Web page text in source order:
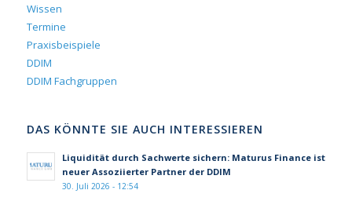
Wissen
Termine
Praxisbeispiele
DDIM
DDIM Fachgruppen
DAS KÖNNTE SIE AUCH INTERESSIEREN
Liquidität durch Sachwerte sichern: Maturus Finance ist
neuer Assoziierter Partner der DDIM
30. Juli 2026 - 12:54